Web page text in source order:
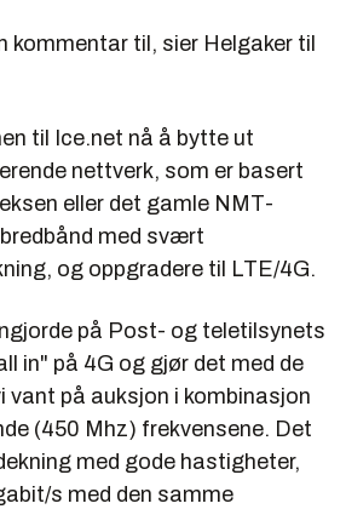
kommentar til, sier Helgaker til
til Ice.net nå å bytte ut
nettverk, som er basert
eller det gamle NMT-
med svært
og oppgradere til LTE/4G.
på Post- og teletilsynets
in" på 4G og gjør det med de
vant på auksjon i kombinasjon
(450 Mhz) frekvensene. Det
med gode hastigheter,
s med den samme